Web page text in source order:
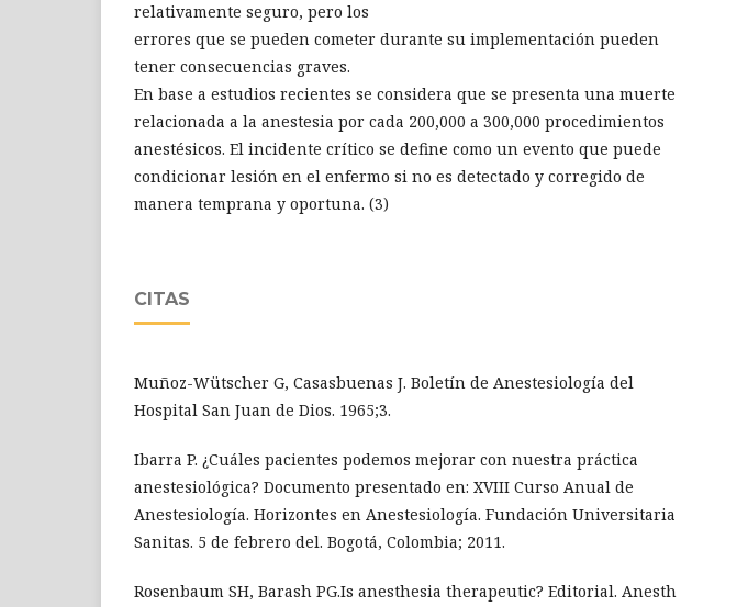
relativamente seguro, pero los
errores que se pueden cometer durante su implementación pueden
tener consecuencias graves.
En base a estudios recientes se considera que se presenta una muerte
relacionada a la anestesia por cada 200,000 a 300,000 procedimientos
anestésicos. El incidente crítico se define como un evento que puede
condicionar lesión en el enfermo si no es detectado y corregido de
manera temprana y oportuna. (3)
CITAS
Muñoz-Wütscher G, Casasbuenas J. Boletín de Anestesiología del
Hospital San Juan de Dios. 1965;3.
Ibarra P. ¿Cuáles pacientes podemos mejorar con nuestra práctica
anestesiológica? Documento presentado en: XVIII Curso Anual de
Anestesiología. Horizontes en Anestesiología. Fundación Universitaria
Sanitas. 5 de febrero del. Bogotá, Colombia; 2011.
Rosenbaum SH, Barash PG.Is anesthesia therapeutic? Editorial. Anesth